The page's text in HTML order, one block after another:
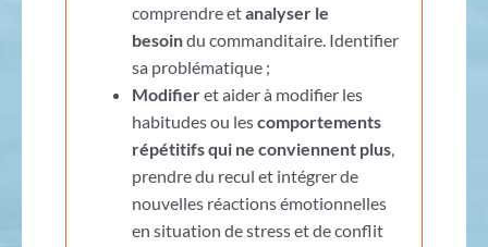
comprendre etanalyser le
besoindu commanditaire. Identifier
sa problématique ;
Modifieret aider à modifier les
habitudes ou lescomportements
répétitifs qui ne conviennent plus,
prendre du recul et intégrer de
nouvelles réactions émotionnelles
en situation de stress et de conflit